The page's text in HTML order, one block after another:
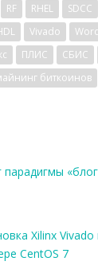
RF RHEL SDCC
Vivado
ПЛИС СБИС
биткоинов
парадигмы
Xilinx Vivado
CentOS 7